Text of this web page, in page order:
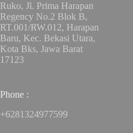
Ruko, Jl. Prima Harapan
Regency No.2 Blok B,
RT.001/RW.012, Harapan
Baru, Kec. Bekasi Utara,
Kota Bks, Jawa Barat
17123
Phone :
+6281324977599